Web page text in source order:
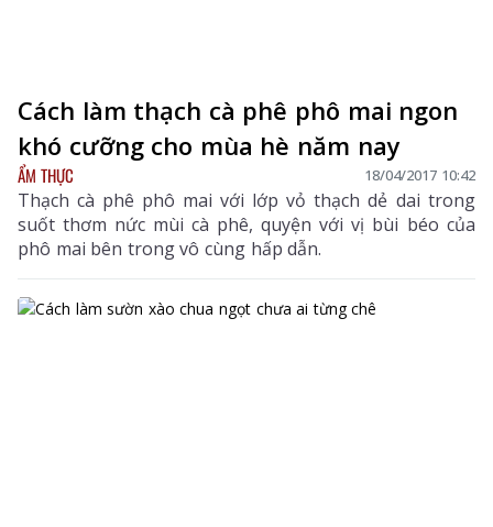
Cách làm thạch cà phê phô mai ngon
khó cưỡng cho mùa hè năm nay
ẨM THỰC 18/04/2017 10:42
Thạch cà phê phô mai với lớp vỏ thạch dẻ dai trong
suốt thơm nức mùi cà phê, quyện với vị bùi béo của
phô mai bên trong vô cùng hấp dẫn.